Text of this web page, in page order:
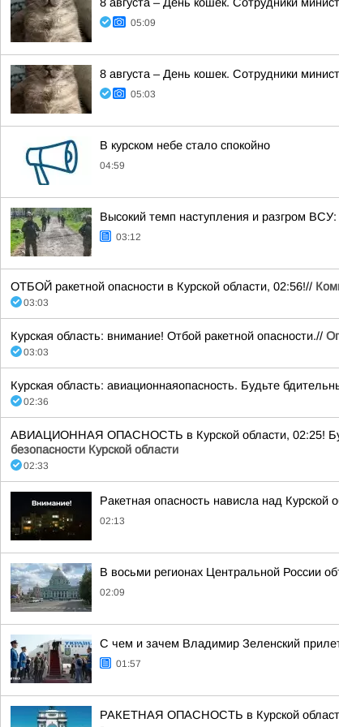
05:09
8 августа – День кошек. Сотрудники
05:03
В курском небе стало спокойно
04:59
Высокий темп наступления и разгром
03:12
ОТБОЙ ракетной опасности в Курской области, 02:56!//
03:03
Курская область: внимание! Отбой ракетной опасности.//
03:03
Курская область: авиационнаяопасность. Будьте
02:36
АВИАЦИОННАЯ ОПАСНОСТЬ в Курской области, 02:25!
безопасности Курской области
02:33
Ракетная опасность нависла над Курской
02:13
В восьми регионах Центральной России
02:09
С чем и зачем Владимир Зеленский
01:57
РАКЕТНАЯ ОПАСНОСТЬ в Курской